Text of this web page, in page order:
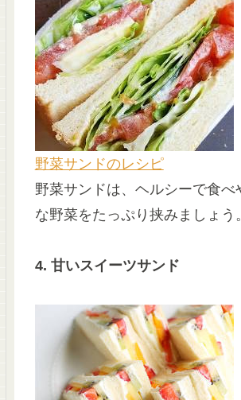
野菜サンドのレシピ
野菜サンドは、ヘルシーで食
な野菜をたっぷり挟みましょう
4. 甘いスイーツサンド